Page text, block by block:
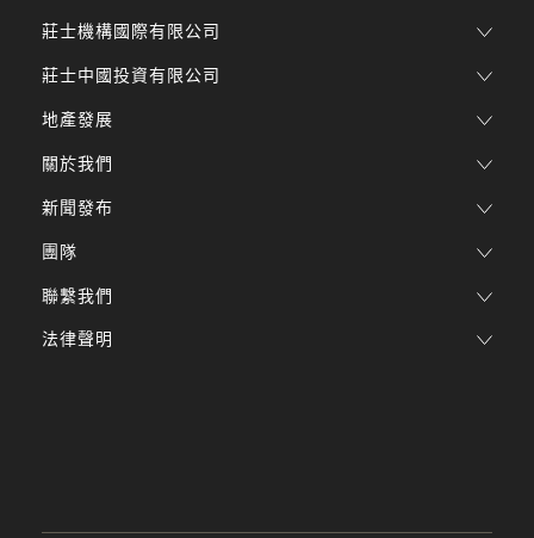
莊士機構國際有限公司
莊士中國投資有限公司
地產發展
關於我們
新聞發布
團隊
聯繫我們
法律聲明